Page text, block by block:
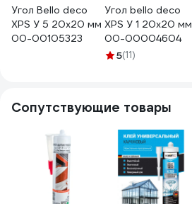
Угол Bello deco
XPS У 5 20x20 мм
00-00105323
Угол bello deco
XPS У 1 20x20 мм
00-00004604
5(11)
Сопутствующие товары